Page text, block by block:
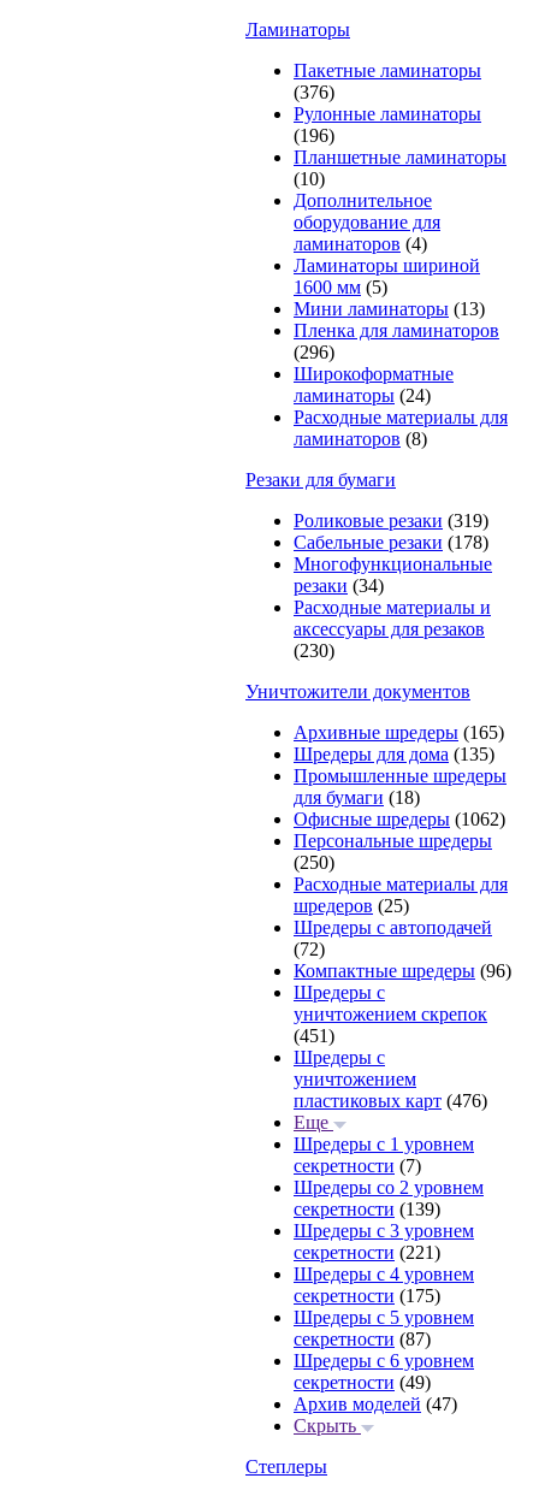
Ламинаторы
Пакетные ламинаторы
(376)
Рулонные ламинаторы
(196)
Планшетные ламинаторы
(10)
Дополнительное
оборудование для
ламинаторов (4)
Ламинаторы шириной
1600 мм (5)
Мини ламинаторы (13)
Пленка для ламинаторов
(296)
Широкоформатные
ламинаторы (24)
Расходные материалы для
ламинаторов (8)
Резаки для бумаги
Роликовые резаки (319)
Сабельные резаки (178)
Многофункциональные
резаки (34)
Расходные материалы и
аксессуары для резаков
(230)
Уничтожители документов
Архивные шредеры (165)
Шредеры для дома (135)
Промышленные шредеры
для бумаги (18)
Офисные шредеры (1062)
Персональные шредеры
(250)
Расходные материалы для
шредеров (25)
Шредеры с автоподачей
(72)
Компактные шредеры (96)
Шредеры с
уничтожением скрепок
(451)
Шредеры с
уничтожением
пластиковых карт (476)
Еще
Шредеры с 1 уровнем
секретности (7)
Шредеры со 2 уровнем
секретности (139)
Шредеры с 3 уровнем
секретности (221)
Шредеры с 4 уровнем
секретности (175)
Шредеры с 5 уровнем
секретности (87)
Шредеры с 6 уровнем
секретности (49)
Архив моделей (47)
Скрыть
Степлеры